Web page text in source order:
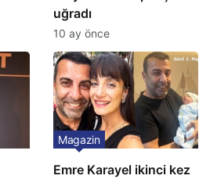
uğradı
10 ay önce
Emre Karayel ikinci kez
Magazin